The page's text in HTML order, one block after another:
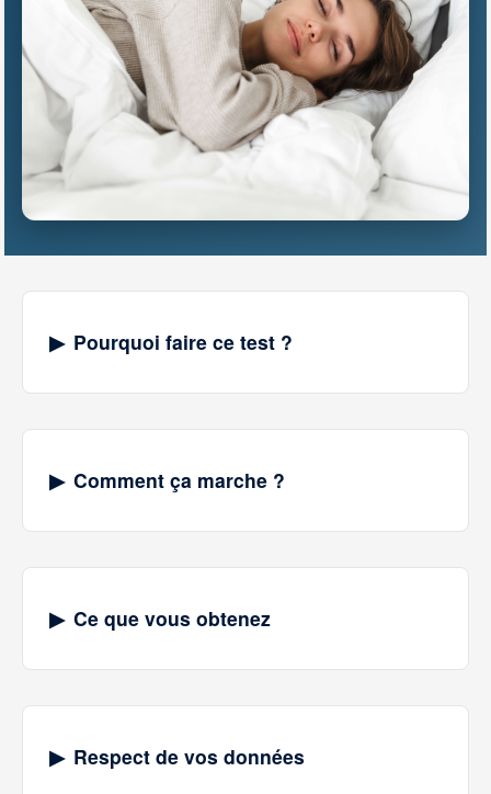
Pourquoi faire ce test ?
Comment ça marche ?
Ce que vous obtenez
Respect de vos données